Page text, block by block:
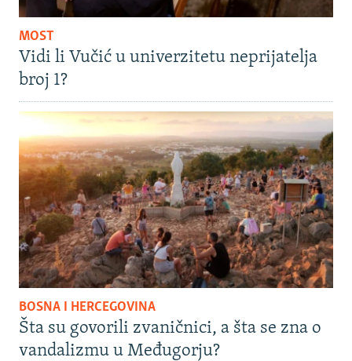
MOST
Vidi li Vučić u univerzitetu neprijatelja
broj 1?
BOSNA I HERCEGOVINA
Šta su govorili zvaničnici, a šta se zna o
vandalizmu u Međugorju?